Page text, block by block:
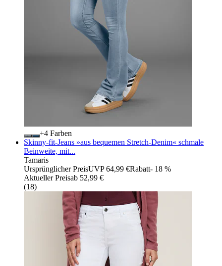
+
Farben
Skinny-fit-Jeans »aus bequemen Stretch-Denim« schmale
Beinweite, mit...
Tamaris
Ursprünglicher PreisUVP 64,99 €Rabatt- 18 %
Aktueller Preisab 52,99 €
(18)